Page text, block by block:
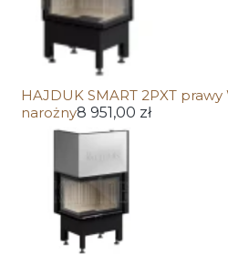
HAJDUK SMART 2PXT
narożny8 951,00 zł